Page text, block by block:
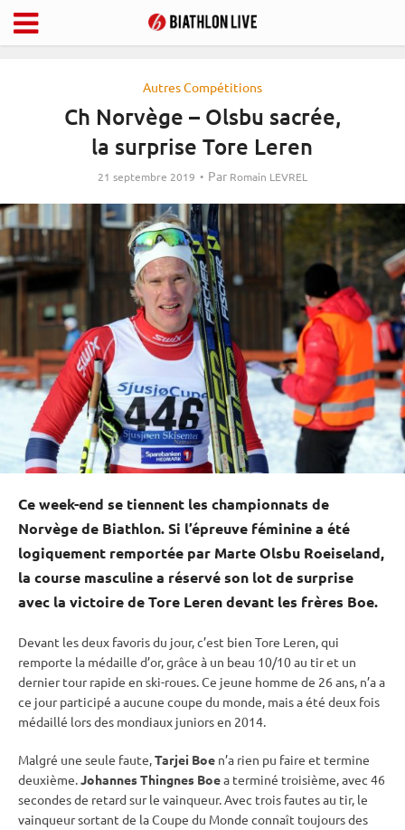
Autres Compétitions
Ch Norvège – Olsbu sacrée,
la surprise Tore Leren
21 septembre 2019 Par Romain LEVREL
Ce week-end se tiennent les championnats de
Norvège de Biathlon. Si l’épreuve féminine a été
logiquement remportée par Marte Olsbu Roeiseland,
la course masculine a réservé son lot de surprise
avec la victoire de Tore Leren devant les frères Boe.
Devant les deux favoris du jour, c’est bien Tore Leren, qui
remporte la médaille d’or, grâce à un beau 10/10 au tir et un
dernier tour rapide en ski-roues. Ce jeune homme de 26 ans, n’a a
ce jour participé a aucune coupe du monde, mais a été deux fois
médaillé lors des mondiaux juniors en 2014.
Malgré une seule faute,Tarjei Boe n’a rien pu faire et termine
deuxième.Johannes Thingnes Boea terminé troisième, avec 46
secondes de retard sur le vainqueur. Avec trois fautes au tir, le
vainqueur sortant de laCoupe du Monde connaît toujours des